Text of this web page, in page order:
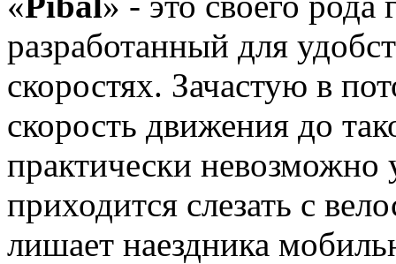
разработанный для
скоростях. Зачастую в
скорость движения до
практически невозможно
приходится слезать с
лишает наездника